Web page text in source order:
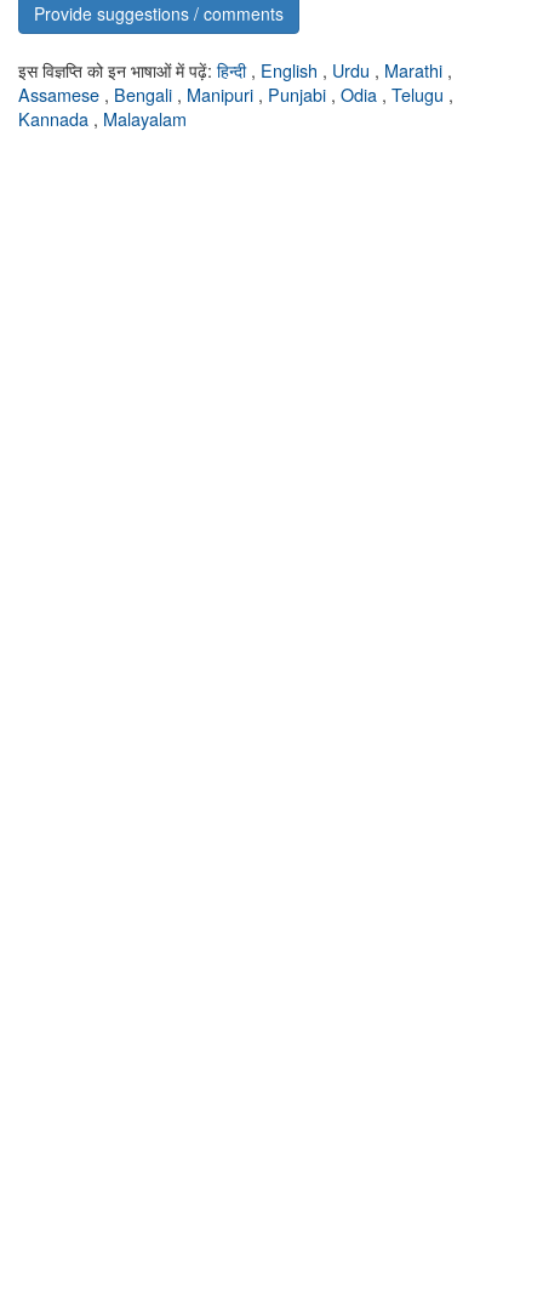
Provide suggestions / comments
इस विज्ञप्ति को इन भाषाओं में पढ़ें: हिन्दी, English , Urdu , Marathi ,
Assamese , Bengali , Manipuri , Punjabi , Odia , Telugu ,
Kannada , Malayalam